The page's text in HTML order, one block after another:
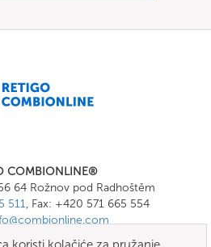
COMBIONLINE®
64 Rožnov pod Radhoštěm
511, Fax: +420 571 665 554